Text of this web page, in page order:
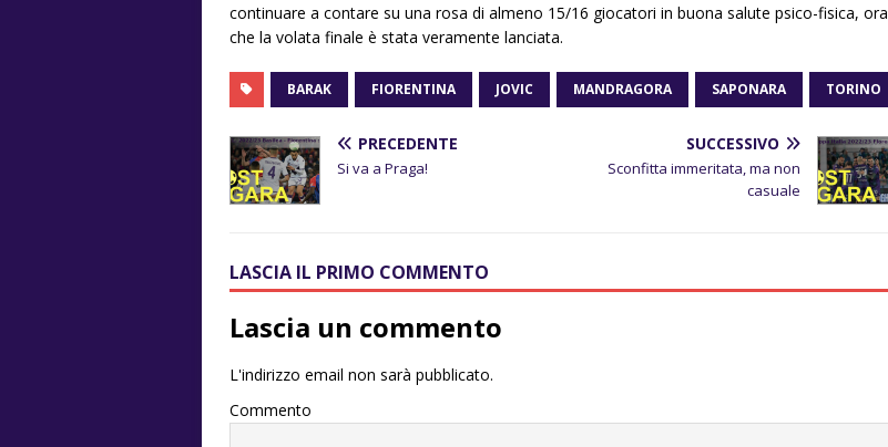
continuare a contare su una rosa di almeno 15/16 giocatori in buona salute psico-fisica, ora
che la volata finale è stata veramente lanciata.
BARAK FIORENTINA JOVIC MANDRAGORA SAPONARA TORINO
PRECEDENTE
Si va a Praga!
SUCCESSIVO
Sconfitta immeritata, ma non
casuale
LASCIA IL PRIMO COMMENTO
Lascia un commento
L'indirizzo email non sarà pubblicato.
Commento